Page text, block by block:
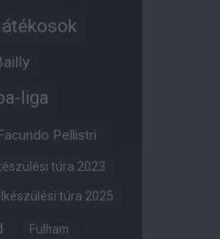
liga
Pellistri
túra 2023
túra 2025
Fulham